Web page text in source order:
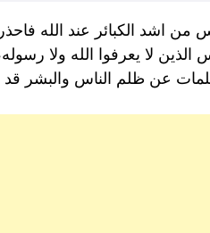
من اشد الكبائر عند الله
لا يعرفوا الله ولا
عن ظلم الناس والبشر